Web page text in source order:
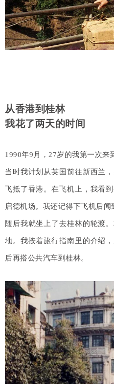
从香港到桂林
我花了两天的时间
1990年9月，27岁的我第一次来
当时我计划从英国前往新西兰
飞抵了香港。在飞机上，我看
启德机场。我还记得下飞机后闻
随后我就坐上了去桂林的轮渡
地。我按着旅行指南里的介绍
后再搭公共汽车到桂林。